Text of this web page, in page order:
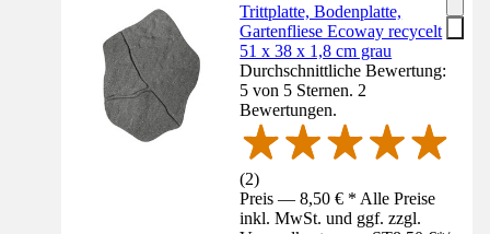
Trittplatte, Bodenplatte,
Gartenfliese Ecoway recycelt
51 x 38 x 1,8 cm grau
Durchschnittliche Bewertung:
5 von 5 Sternen. 2
Bewertungen.
(2)
Preis — 8,50 € * Alle Preise
inkl. MwSt. und ggf. zzgl.